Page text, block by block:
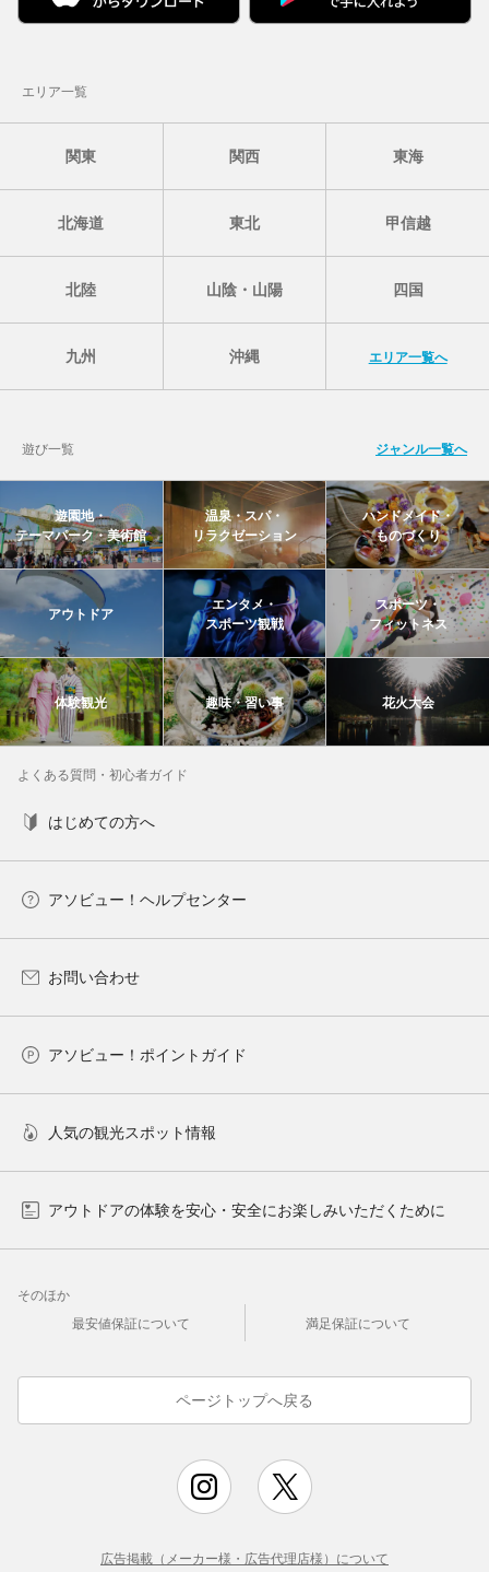
エリア一覧
関東 関西 東海
北海道 東北 甲信越
北陸 山陰・山陽 四国
九州 沖縄 エリア一覧へ
遊び一覧 ジャンル一覧へ
遊園地・
テーマパーク・美術館
温泉・スパ・
リラクゼーション
ハンドメイド・
ものづくり
アウトドア
エンタメ・
スポーツ観戦
スポーツ・
フィットネス
体験観光 趣味・習い事 花火大会
よくある質問・初心者ガイド
はじめての方へ
アソビュー！ヘルプセンター
お問い合わせ
アソビュー！ポイントガイド
人気の観光スポット情報
アウトドアの体験を安心・安全にお楽しみいただくために
そのほか
最安値保証について
満足保証について
ページトップへ戻る
広告掲載（メーカー様・広告代理店様）について